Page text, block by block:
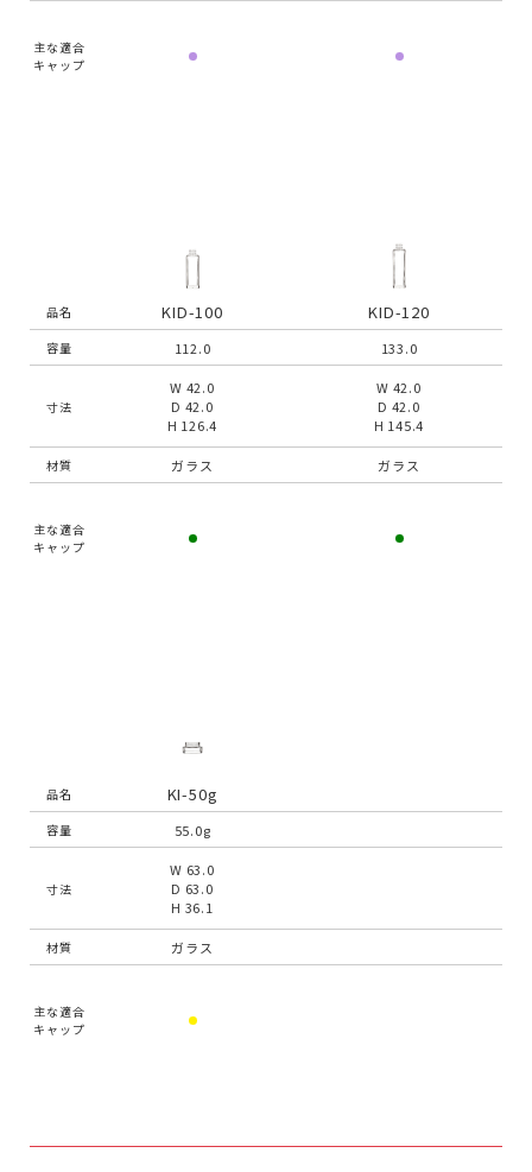
主な適合
キャップ
品名
容量
寸法
材質
主な適合
キャップ
KID-100
112.0
W 42.0
D 42.0
H 126.4
ガラス
KID-120
133.0
W 42.0
D 42.0
H 145.4
ガラス
品名
容量
寸法
材質
主な適合
キャップ
KI-50g
55.0g
W 63.0
D 63.0
H 36.1
ガラス